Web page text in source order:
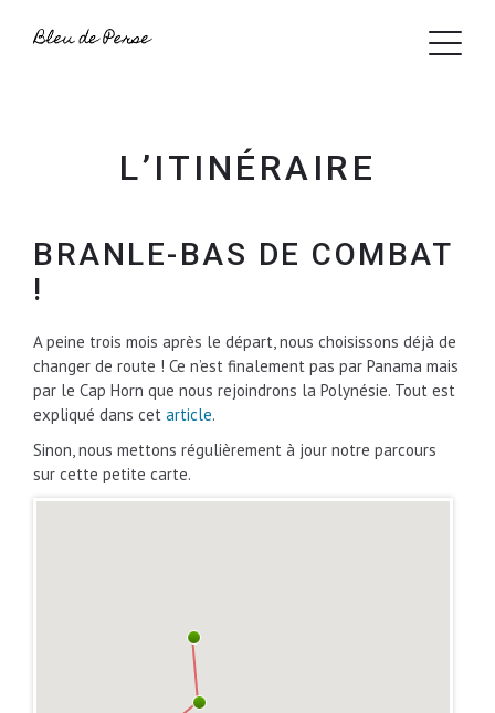
L’ITINÉRAIRE
BRANLE-BAS DE COMBAT
!
A peine trois mois après le départ, nous choisissons déjà de
changer de route ! Ce n’est finalement pas par Panama mais
par le Cap Horn que nous rejoindrons la Polynésie. Tout est
expliqué dans cet article.
Sinon, nous mettons régulièrement à jour notre parcours
sur cette petite carte.